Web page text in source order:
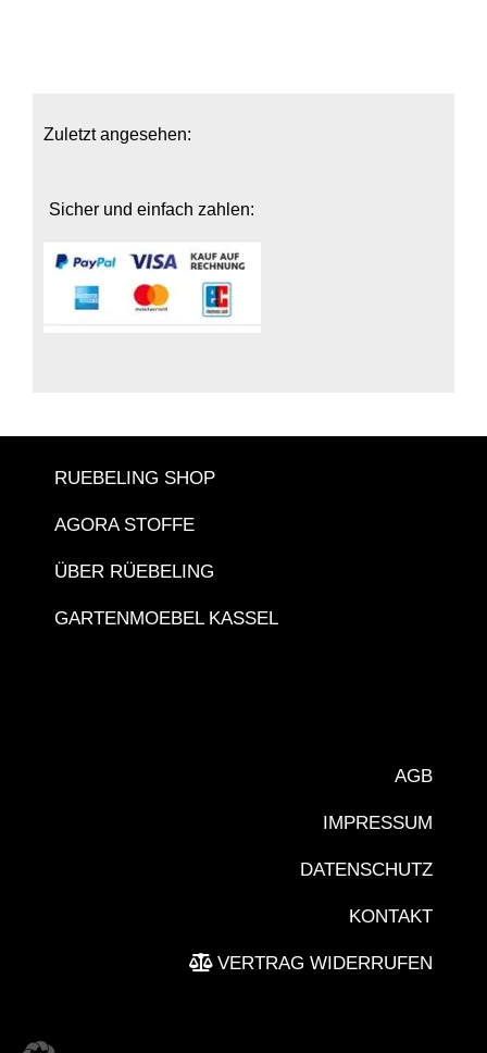
Zuletzt angesehen:
Sicher und einfach zahlen:
RUEBELING SHOP
AGORA STOFFE
ÜBER RÜEBELING
GARTENMOEBEL KASSEL
AGB
IMPRESSUM
DATENSCHUTZ
KONTAKT
VERTRAG WIDERRUFEN